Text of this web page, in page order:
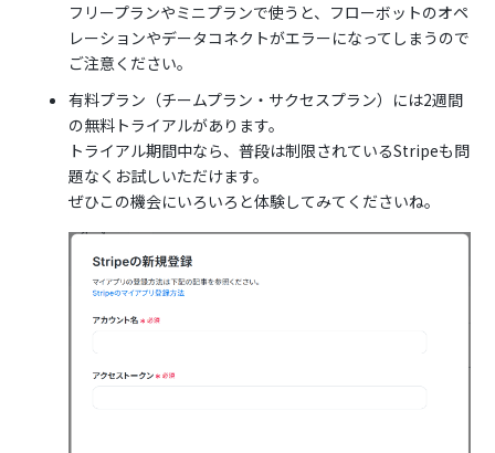
フリープランやミニプランで使うと、フローボットのオペ
レーションやデータコネクトがエラーになってしまうので
ご注意ください。
有料プラン（チームプラン・サクセスプラン）には2週間
の無料トライアルがあります。
トライアル期間中なら、普段は制限されているStripeも問
題なくお試しいただけます。
ぜひこの機会にいろいろと体験してみてくださいね。